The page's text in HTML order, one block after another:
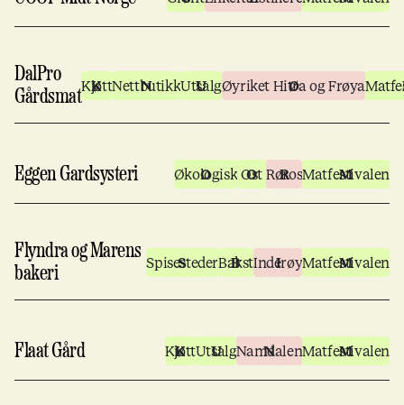
DalPro
GårdsmatKjøttNettbutikkUtsalgØyriket Hitra og Frøya
Eggen Gardsysteri Økologisk OstRørosMatfestivalen
Flyndra og Marens
bakeri
SpisestederBakstInderøyMatfestivalen
Flaat Gård KjøttUtsalgNamdalenMatfestivalen